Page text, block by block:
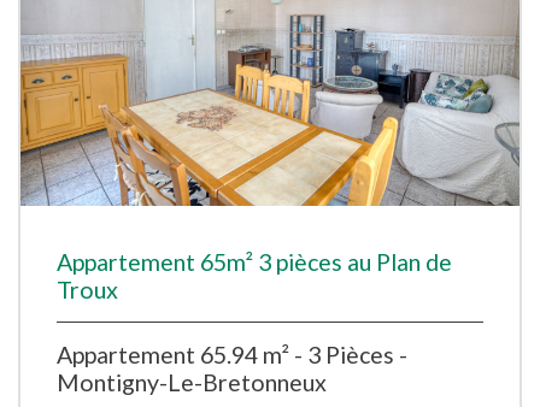
Appartement 65m² 3 pièces au Plan de
Troux
Appartement 65.94 m² - 3 Pièces -
Montigny-Le-Bretonneux